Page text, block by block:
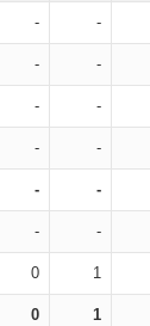
- -
- -
- -
- -
- -
- -
0 1
0 1